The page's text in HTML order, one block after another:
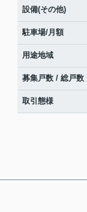
設備(その他)
駐車場/月額
用途地域
募集戸数 / 総戸数
取引態様